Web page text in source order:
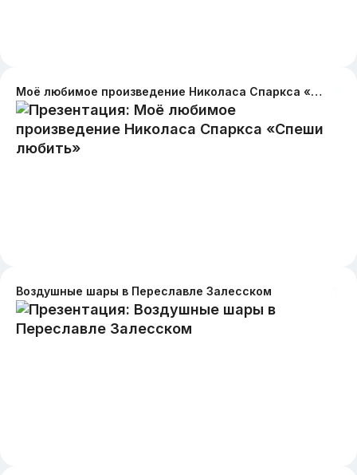
Моё любимое произведение Николаса Спаркса «Спеши любить»
Воздушные шары в Переславле Залесском